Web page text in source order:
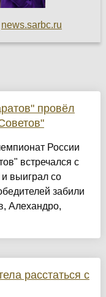
news.sarbc.ru
провёл
России
встречался с
выиграл со
забили
Алехандро,
расстаться с